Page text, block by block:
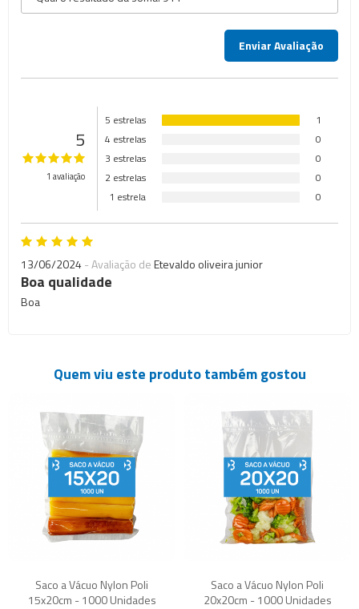
5
1 avaliação
5 estrelas
1
4 estrelas
0
3 estrelas
0
2 estrelas
0
1 estrela
0
13/06/2024- Avaliação deEtevaldo oliveira junior
Boa qualidade
Boa
Quem viu este produto também gostou
Saco a Vácuo Nylon Poli
15x20cm - 1000 Unidades
Saco a Vácuo Nylon Poli
20x20cm - 1000 Unidades